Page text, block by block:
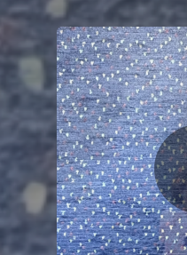
You're all set!